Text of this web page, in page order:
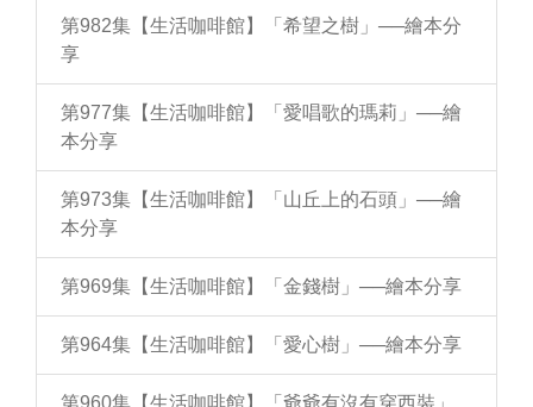
第982集【生活咖啡館】「希望之樹」──繪本分
享
第977集【生活咖啡館】「愛唱歌的瑪莉」──繪
本分享
第973集【生活咖啡館】「山丘上的石頭」──繪
本分享
第969集【生活咖啡館】「金錢樹」──繪本分享
第964集【生活咖啡館】「愛心樹」──繪本分享
第960集【生活咖啡館】「爺爺有沒有穿西裝」